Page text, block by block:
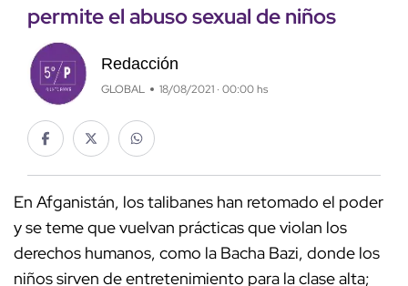
permite el abuso sexual de niños
Redacción
GLOBAL 18/08/2021 · 00:00 hs
En Afganistán, los talibanes han retomado el poder
y se teme que vuelvan prácticas que violan los
derechos humanos, como la Bacha Bazi, donde los
niños sirven de entretenimiento para la clase alta;